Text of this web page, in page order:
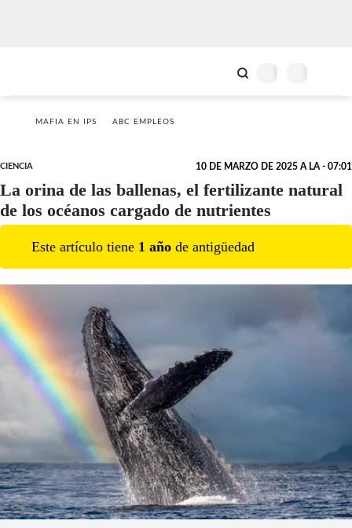
MAFIA EN IPS ABC EMPLEOS
CIENCIA 10 DE MARZO DE 2025 A LA - 07:01
La orina de las ballenas, el fertilizante natural
de los océanos cargado de nutrientes
Este artículo tiene 1 año de antigüedad